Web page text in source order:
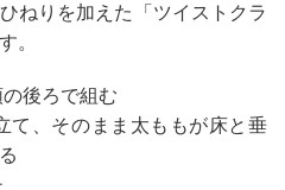
ねりを加えた「ツイストクラ
。
後ろで組む
、そのまま太ももが床と垂